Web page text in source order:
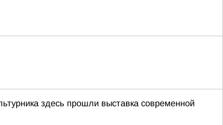
здесь прошли выставка современной